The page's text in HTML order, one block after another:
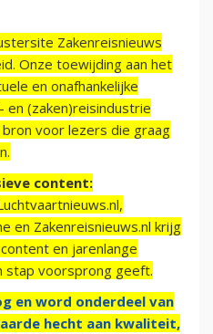
Zakenreisnieuws
Onze toewijding aan het
en onafhankelijke
en (zaken)reisindustrie
voor lezers die graag
content:
en Zakenreisnieuws.nl krijg
en jarenlange
stap voorsprong geeft.
en word onderdeel van
hecht aan kwaliteit,